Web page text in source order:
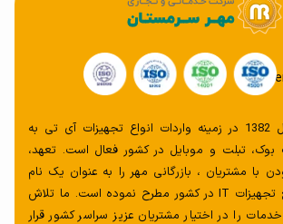
بازرگانی مهر از سال 1382 در زمینه واردات انواع تجهیزات آی تی به
تبلت و موبایل در کشور فعال است. تعهد،
با مشتریان ، بازرگانی مهر را به عنوان یک نام
در سطح اول توزیع تجهیزات IT در کشور مطرح نموده است. ما تلاش
را در اختیار مشتریان عزیز سراسر کشور قرار